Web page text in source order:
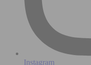
Instagram